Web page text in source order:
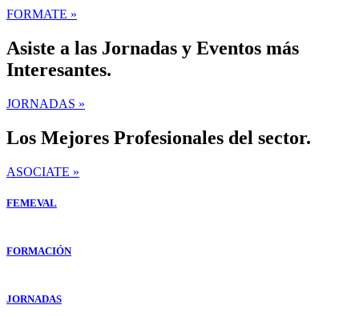
FORMATE »
Asiste a las Jornadas y Eventos más
Interesantes.
JORNADAS »
Los Mejores Profesionales del sector.
ASOCIATE »
FEMEVAL
FORMACIÓN
JORNADAS